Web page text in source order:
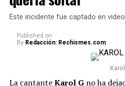
@markoentodo🥹❤️ @Karol G♬
Lee también: “Fui víctima de
Rafael Poveda”: Salieron a
las presuntas víctimas que
A continuación, presentamos el
canciones más escuchadasen
Este incidente fue captado en
Published on
By Redacción: Rechismes.com
La cantanteKarol Gno ha